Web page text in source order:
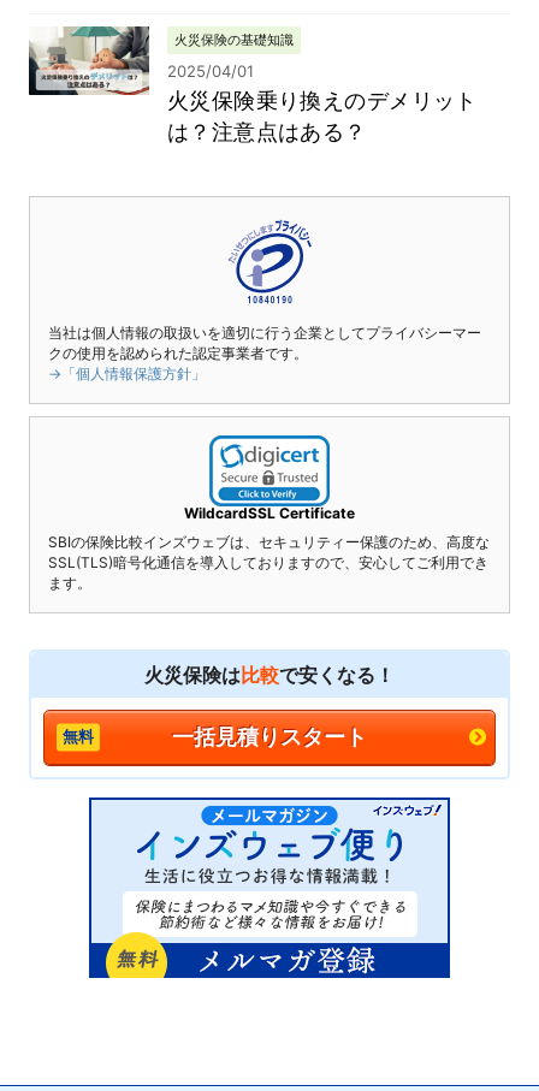
火災保険の基礎知識
2025/04/01
火災保険乗り換えのデメリット
は？注意点はある？
当社は個人情報の取扱いを適切に行う企業としてプライバシーマー
クの使用を認められた認定事業者です。
→「個人情報保護方針」
WildcardSSL Certificate
SBIの保険比較インズウェブは、セキュリティー保護のため、高度な
SSL(TLS)暗号化通信を導入しておりますので、安心してご利用でき
ます。
火災保険は比較で安くなる！
一括見積りスタート